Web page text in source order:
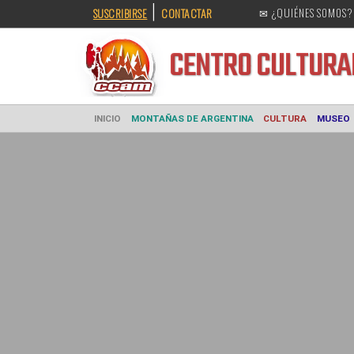
SUSCRIBIRSE | CONTACTAR ✉ ¿QUIÉNES SOMOS?
CENTRO
INICIO MONTAÑAS DE ARGENTINA CULTURA